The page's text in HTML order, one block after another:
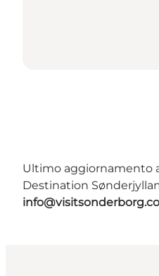
Ultimo aggiornamento
Destination